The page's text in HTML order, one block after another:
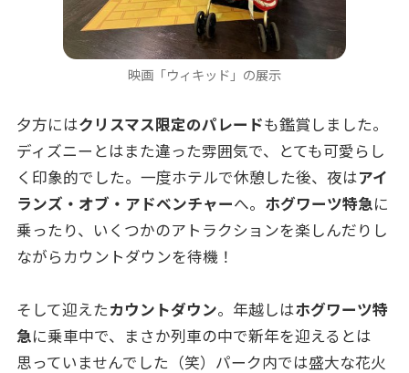
映画「ウィキッド」の展示
夕方にはクリスマス限定のパレードも鑑賞しました。
ディズニーとはまた違った雰囲気で、とても可愛らし
く印象的でした。一度ホテルで休憩した後、夜はアイ
ランズ・オブ・アドベンチャーへ。 ホグワーツ特急に
乗ったり、いくつかのアトラクションを楽しんだりし
ながらカウントダウンを待機！
そして迎えた カウントダウン。年越しはホグワーツ特
急に乗車中で、まさか列車の中で新年を迎えるとは
思っていませんでした（笑）パーク内では盛大な花火